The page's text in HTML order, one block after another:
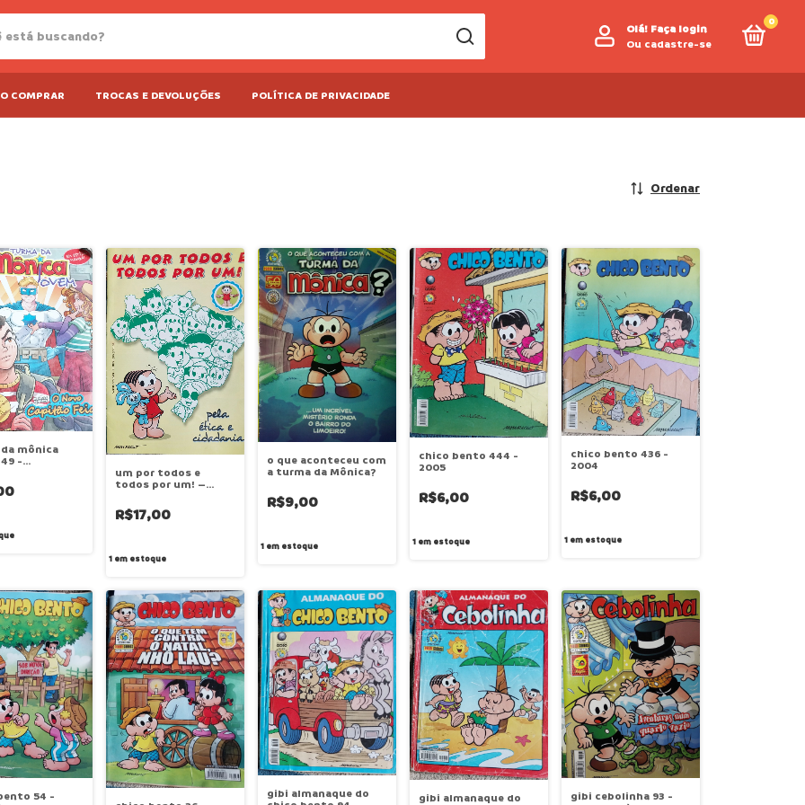
Olá! Faça login
Ou cadastre-se
0
COMPRAR TROCAS E DEVOLUÇÕES POLÍTICA DE PRIVACIDADE
Ordenar
mônica
-
um por todos e
todos por um! –
R$17,00
1em estoque
o que aconteceu com
a turma da Mônica?
R$9,00
1em estoque
chico bento 444 -
2005
R$6,00
1em estoque
chico bento 436 -
2004
R$6,00
1em estoque
54 - gibi almanaque do gibi almanaque do gibi cebolinha 93 -